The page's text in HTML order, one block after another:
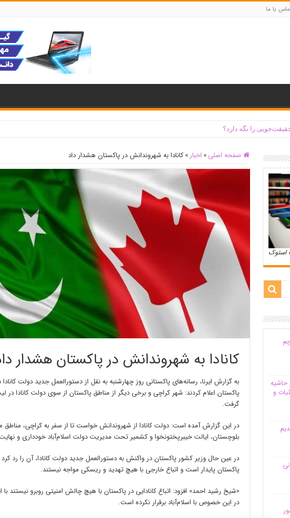
با ما
را نگه دارد؟
صفحه اصلی » اخبار » کانادا به شهروندانش در پاکستان هشدار داد
کانادا به شهروندانش در پاکستان هشدار
به گزارش ایرنا، رسانه‌های پاکستانی روز چهارشنبه به نقل از دستورالعمل جدید دولت
پاکستان اعلام‌ کردند: شهر کراچی و برخی دیگر از مناطق پاکستان از سوی دولت کانادا در
گرفت.
در این‌ گزارش آمده است: دولت کانادا از شهروندانش خواست تا از سفر به کراچی، مناطق
بلوچستان، ایالت خیبرپختونخوا و کشمیر تحت مدیریت دولت اسلام‌آباد خودداری و نهایت
در عین حال وزیر کشور پاکستان در واکنش به دستورالعمل جدید دولت کانادا، آن را رد
پاکستان پایدار است و اتباع خارجی با هیچ تهدید و ریسکی مواجه نیستند.
«شیخ رشید احمد» افزود: اتباع کانادایی در پاکستان با هیچ چالش امنیتی روبرو نیستند
در این خصوص با اسلام‌آباد برقرار نکرده است.
استوک
حاشیه‌
و
تقدیم